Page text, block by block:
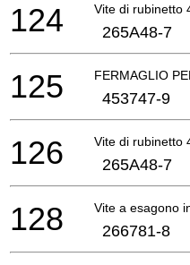
Vite di rubinetto
124 265A48-7
FERMAGLIO
125 453747-9
Vite di rubinetto
126 265A48-7
Vite a esagono
128 266781-8